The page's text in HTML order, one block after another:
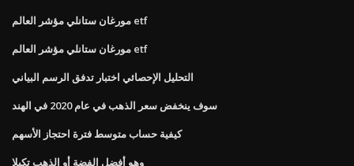
مورغان ستانلي مؤشر العالم etf
مورغان ستانلي مؤشر العالم etf
التحليل الإحصائي اختبار تدفق الرسم البياني
سوف ينخفض ​​سعر الذهب في عام 2020 في الهند
كيفية حساب متوسط ​​فترة احتجاز الأسهم
وهو أفضل الفضة أو الذهب تكيلا